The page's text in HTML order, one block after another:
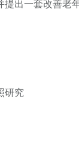
出一套改善老
研究